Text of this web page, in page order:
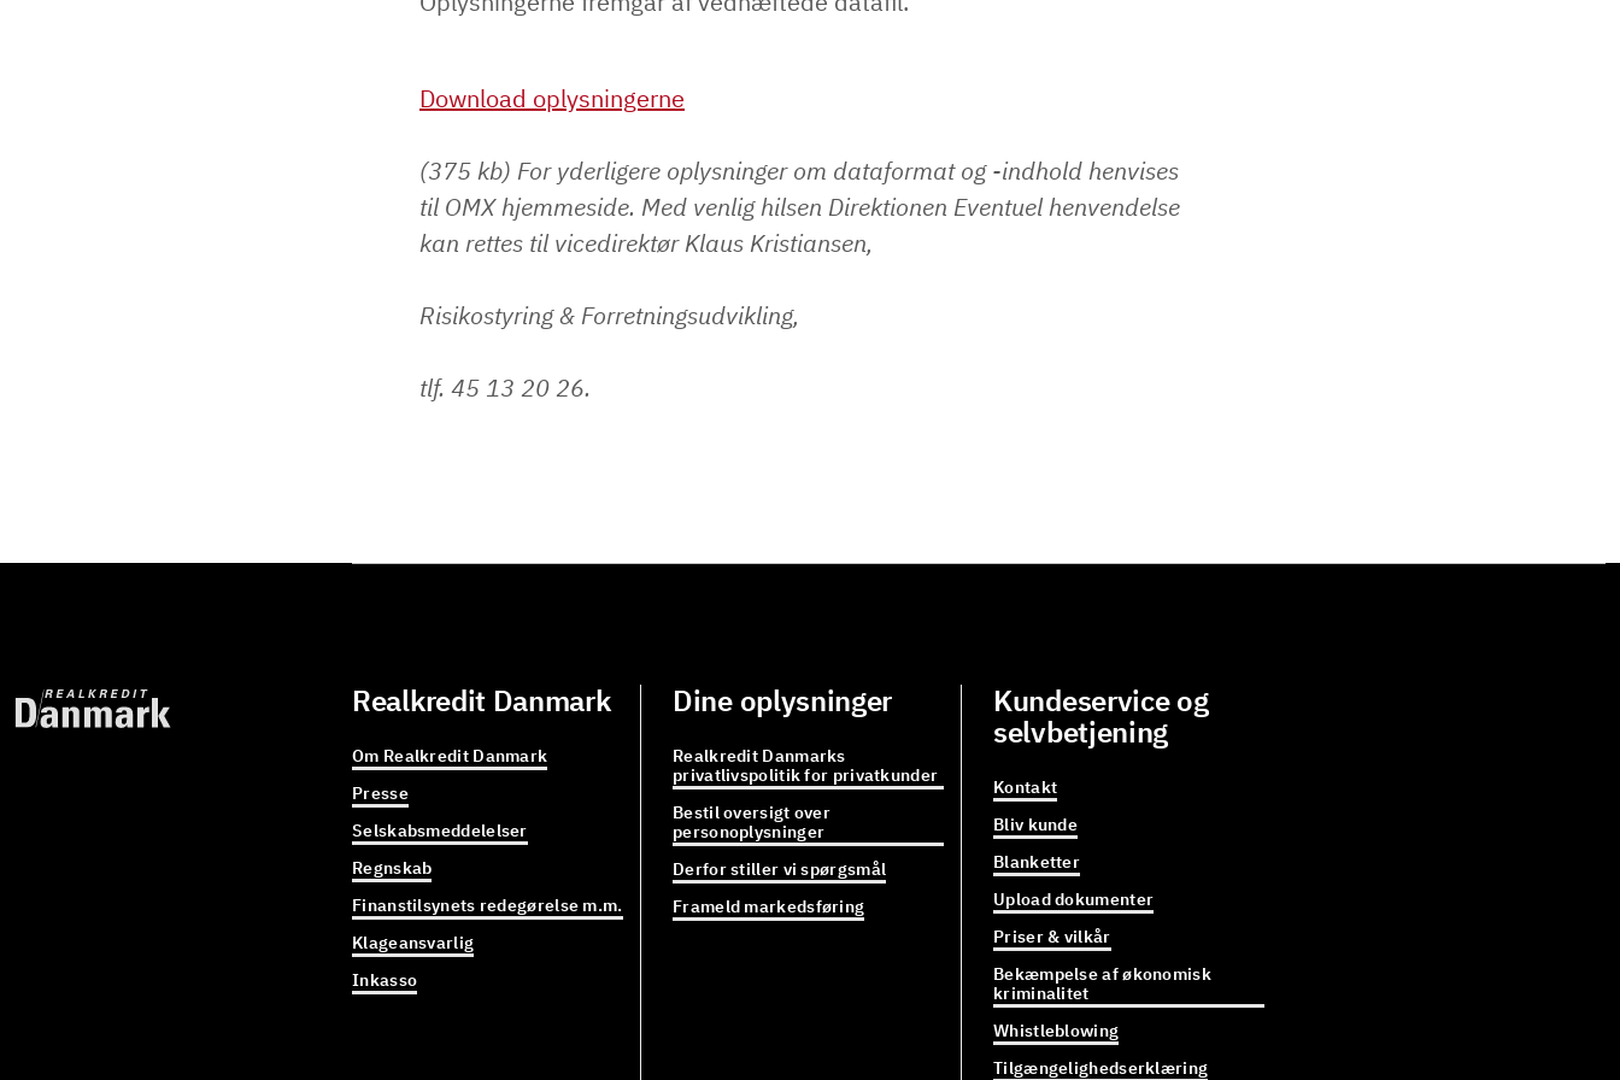
Download oplysningerne
(375 kb) For yderligere oplysninger om dataformat og -indhold henvises
til OMX hjemmeside. Med venlig hilsen Direktionen Eventuel henvendelse
kan rettes til vicedirektør Klaus Kristiansen,
Risikostyring & Forretningsudvikling,
tlf. 45 13 20 26.
Realkredit Danmark
Om Realkredit Danmark
Presse
Selskabsmeddelelser
Regnskab
Finanstilsynets redegørelse m.m.
Klageansvarlig
Inkasso
Dine oplysninger
Realkredit Danmarks
privatlivspolitik for privatkunder
Bestil oversigt over
personoplysninger
Derfor stiller vi spørgsmål
Frameld markedsføring
Kundeservice og
selvbetjening
Kontakt
Bliv kunde
Blanketter
Upload dokumenter
Priser & vilkår
Bekæmpelse af økonomisk
kriminalitet
Whistleblowing
Tilgængelighedserklæring